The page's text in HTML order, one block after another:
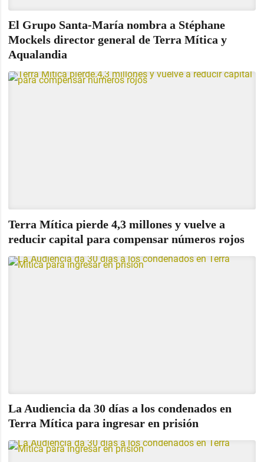
El Grupo Santa-María nombra a Stéphane
Mockels director general de Terra Mítica y
Aqualandia
Terra Mítica pierde 4,3 millones y vuelve a
reducir capital para compensar números rojos
La Audiencia da 30 días a los condenados en
Terra Mítica para ingresar en prisión